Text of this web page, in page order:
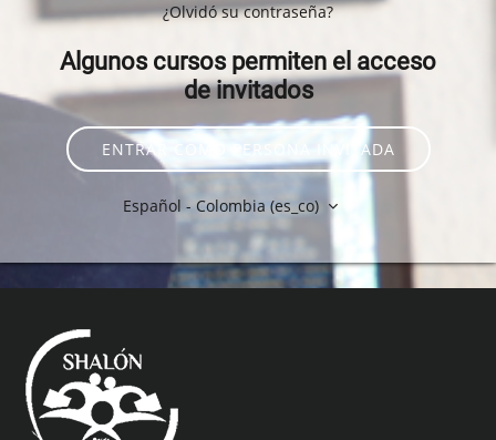
¿Olvidó su contraseña?
Algunos cursos permiten el acceso
de invitados
ENTRAR COMO PERSONA INVITADA
Español - Colombia ‎(es_co)‎